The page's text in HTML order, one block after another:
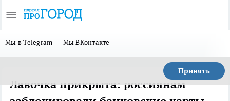
Мы в Telegram Мы ВКонтакте
Принять
Лавочка прикрыта: россиянам